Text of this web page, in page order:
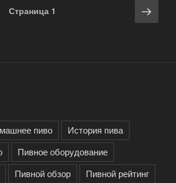
Страница 1
пиво
История пива
Пивное оборудование
Пивной обзор
Пивной рейтинг